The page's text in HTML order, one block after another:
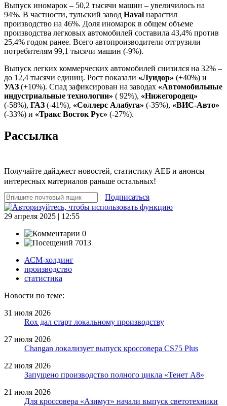
Выпуск иномарок – 50,2 тысячи машин – увеличилось на
94%. В частности, тульский завод Haval нарастил
производство на 46%. Доля иномарок в общем объеме
производства легковых автомобилей составила 43,4% против
25,4% годом ранее. Всего автопроизводители отгрузили
потребителям 99,1 тысячи машин (-9%).
Выпуск легких коммерческих автомобилей снизился на 32% –
до 12,4 тысячи единиц. Рост показали «Луидор» (+40%) и
УАЗ (+10%). Спад зафиксирован на заводах «Автомобильные
индустриальные технологии» ( 92%), «Нижегородец»
(-58%), ГАЗ (-41%), «Соллерс Алабуга» (-35%), «ВИС-Авто»
(-33%) и «Тракс Восток Рус» (-27%).
Рассылка
Получайте дайджест новостей, статистику АЕБ и анонсы
интересных материалов раньше остальных!
Подписаться
29 апреля 2025 | 12:55
0
7013
АСМ-холдинг
производство
статистика
Новости по теме:
31 июля 2026
Rox дал старт локальному производству
27 июля 2026
Changan локализует выпуск кроссовера CS75 Plus
22 июля 2026
Запущено производство полного цикла «Тенет A8»
21 июля 2026
Для кроссовера «Азимут» начали выпуск светотехники